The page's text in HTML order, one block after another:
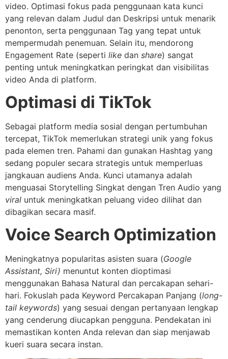
video. Optimasi fokus pada penggunaan kata kunci
yang relevan dalam Judul dan Deskripsi untuk menarik
penonton, serta penggunaan Tag yang tepat untuk
mempermudah penemuan. Selain itu, mendorong
Engagement Rate (seperti like dan share) sangat
penting untuk meningkatkan peringkat dan visibilitas
video Anda di platform.
Optimasi di TikTok
Sebagai platform media sosial dengan pertumbuhan
tercepat, TikTok memerlukan strategi unik yang fokus
pada elemen tren. Pahami dan gunakan Hashtag yang
sedang populer secara strategis untuk memperluas
jangkauan audiens Anda. Kunci utamanya adalah
menguasai Storytelling Singkat dengan Tren Audio yang
viral untuk meningkatkan peluang video dilihat dan
dibagikan secara masif.
Voice Search Optimization
Meningkatnya popularitas asisten suara (Google
Assistant, Siri) menuntut konten dioptimasi
menggunakan Bahasa Natural dan percakapan sehari-
hari. Fokuslah pada Keyword Percakapan Panjang (long-
tail keywords) yang sesuai dengan pertanyaan lengkap
yang cenderung diucapkan pengguna. Pendekatan ini
memastikan konten Anda relevan dan siap menjawab
kueri suara secara instan.